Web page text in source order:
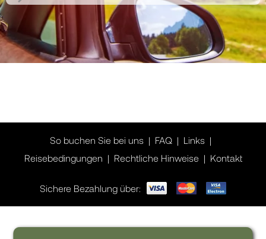
So buchen Sie bei uns FAQ
Links
Reisebedingungen
Rechtliche Hinweise Kontakt
Sichere Bezahlung über: